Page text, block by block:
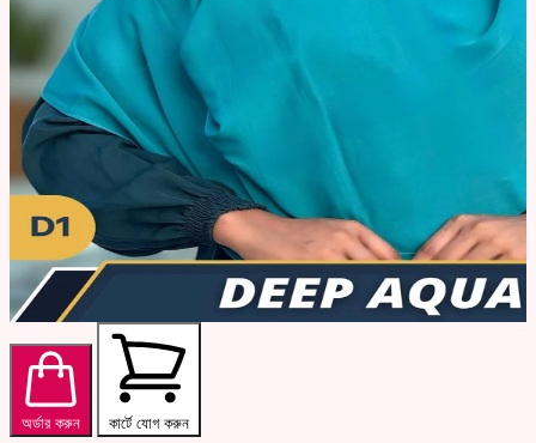
অর্ডার করুন কার্টে যোগ করুন